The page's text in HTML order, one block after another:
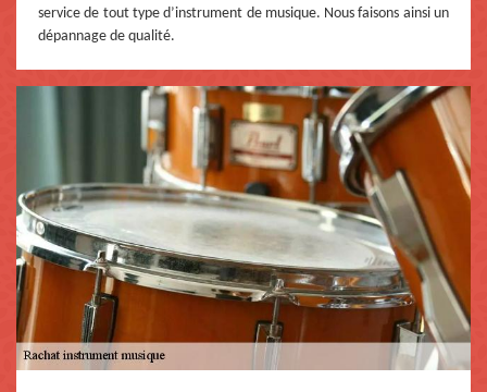
service de tout type d’instrument de musique. Nous faisons ainsi un
dépannage de qualité.